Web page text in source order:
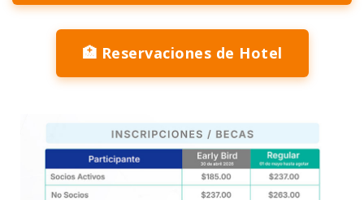
🏥 Reservaciones de Hotel